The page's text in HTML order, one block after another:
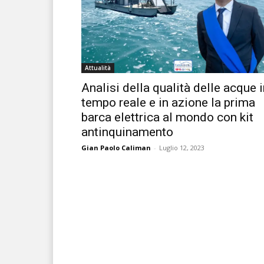
Attualità
Analisi della qualità delle acque
tempo reale e in azione la prima
barca elettrica al mondo con kit
antinquinamento
Gian Paolo Caliman - Luglio 12, 2023